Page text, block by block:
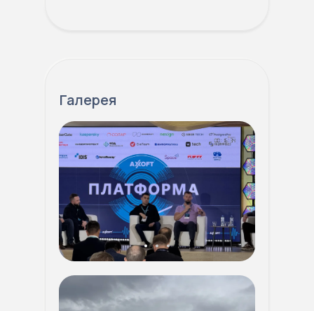
Галерея